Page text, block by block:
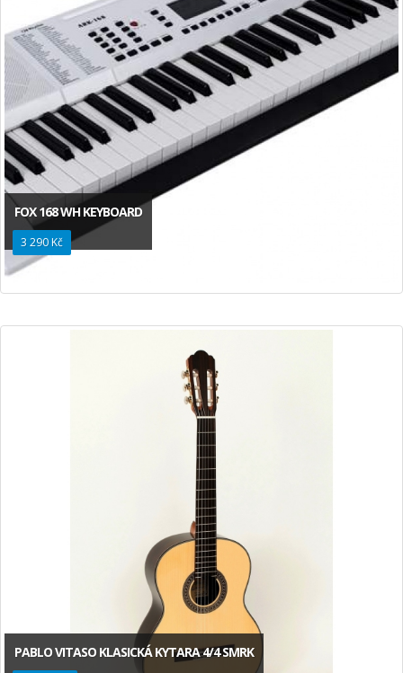
FOX 168 WH KEYBOARD
3 290 Kč
PABLO VITASO KLASICKÁ KYTARA 4/4 SMRK